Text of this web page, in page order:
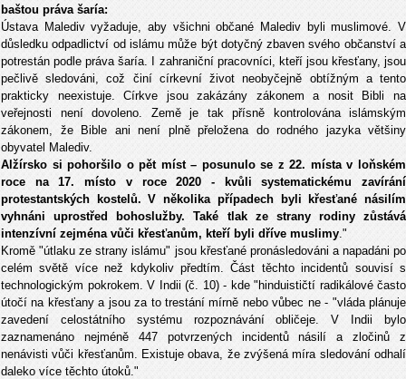
baštou práva šaría:
Ústava Malediv vyžaduje, aby všichni občané Malediv byli muslimové. V
důsledku odpadlictví od islámu může být dotyčný zbaven svého občanství a
potrestán podle práva šaría. I zahraniční pracovníci, kteří jsou křesťany, jsou
pečlivě sledováni, což činí církevní život neobyčejně obtížným a tento
prakticky neexistuje. Církve jsou zakázány zákonem a nosit Bibli na
veřejnosti není dovoleno. Země je tak přísně kontrolována islámským
zákonem, že Bible ani není plně přeložena do rodného jazyka většiny
obyvatel Malediv.
Alžírsko si pohoršilo o pět míst – posunulo se z 22. místa v loňském
roce na 17. místo v roce 2020 - kvůli systematickému zavírání
protestantských kostelů. V několika případech byli křesťané násilím
vyhnáni uprostřed bohoslužby. Také tlak ze strany rodiny zůstává
intenzívní zejména vůči křesťanům, kteří byli dříve muslimy."
Kromě "útlaku ze strany islámu" jsou křesťané pronásledováni a napadáni po
celém světě více než kdykoliv předtím. Část těchto incidentů souvisí s
technologickým pokrokem. V Indii (č. 10) - kde "hinduističtí radikálové často
útočí na křesťany a jsou za to trestání mírně nebo vůbec ne - "vláda plánuje
zavedení celostátního systému rozpoznávání obličeje. V Indii bylo
zaznamenáno nejméně 447 potvrzených incidentů násilí a zločinů z
nenávisti vůči křesťanům. Existuje obava, že zvýšená míra sledování odhalí
daleko více těchto útoků."